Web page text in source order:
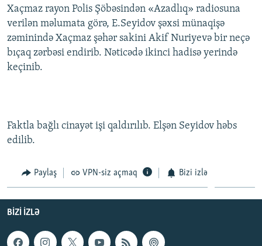
KARIKATURA
İSLAM VƏ DEMOKRATIYA
İZ - MƏDƏNIYYƏT PROQRAMI
PEŞƏ ETIKASI VƏ JURNALISTIKA STANDARTLARIMIZ
MATERIALLARIMIZDAN ISTIFADƏ
AZADLIQRADIOSU MOBIL TELEFONUNUZDA
BIZI IZLƏ
RFE/RL-in bütün saytları
Xaçmaz rayon Polis Şöbəsindən «Azadlıq» radiosuna
verilən məlumata görə, E.Seyidov şəxsi münaqişə
zəminində Xaçmaz şəhər sakini Akif Nuriyevə bir neçə
bıçaq zərbəsi endirib. Nəticədə ikinci hadisə yerində
keçinib.
Faktla bağlı cinayət işi qaldırılıb. Elşən Seyidov həbs
edilib.
Paylaş VPN-siz açmaq Bizi izlə
BIZI IZLƏ